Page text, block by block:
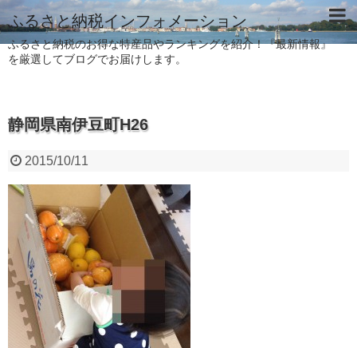
ふるさと納税インフォメーション
ふるさと納税のお得な特産品やランキングを紹介！『最新情報』
を厳選してブログでお届けします。
静岡県南伊豆町H26
2015/10/11